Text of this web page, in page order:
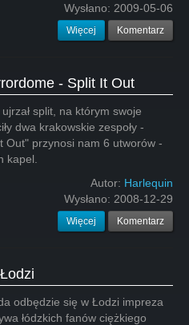
Wysłano: 2009-05-06
Więcej Komentarz
- Split It Out
split, na którym swoje
dwa krakowskie zespoły -
Out" przynosi nam 6 utworów -
kapel.
Autor: Harlequin
Wysłano: 2008-12-29
Więcej Komentarz
odbędzie się w Łodzi impreza
łódzkich fanów ciężkiego